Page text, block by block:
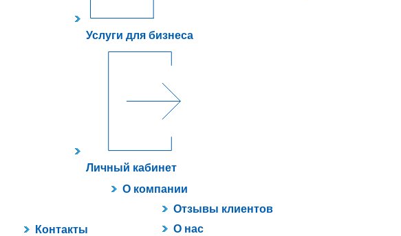
Услуги для бизнеса
Личный кабинет
Контакты
О компании
Отзывы клиентов
О нас